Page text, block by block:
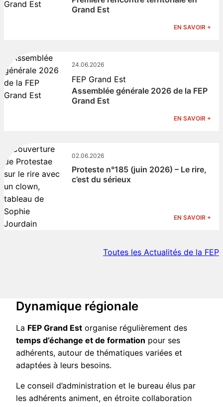
Grand Est
EN SAVOIR +
24.06.2026
FEP Grand Est
Assemblée générale 2026 de la FEP
Grand Est
EN SAVOIR +
02.06.2026
Proteste n°185 (juin 2026) – Le rire,
c’est du sérieux
EN SAVOIR +
Toutes les Actualités de la FEP
Dynamique régionale
La FEP Grand Est organise régulièrement des
temps d’échange et de formation pour ses
adhérents, autour de thématiques variées et
adaptées à leurs besoins.
Le conseil d’administration et le bureau élus par
les adhérents animent, en étroite collaboration